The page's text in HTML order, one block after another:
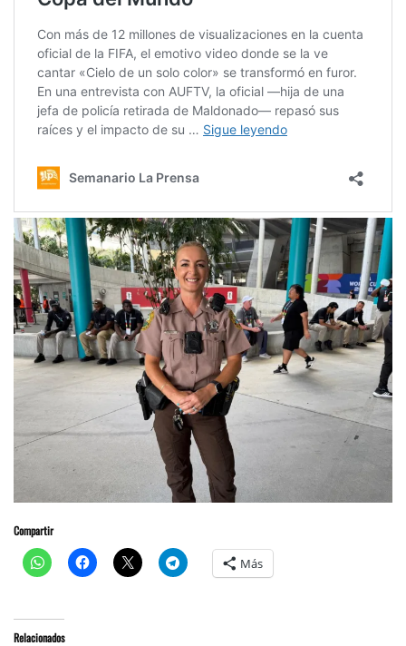
Compartir
Más
Relacionados